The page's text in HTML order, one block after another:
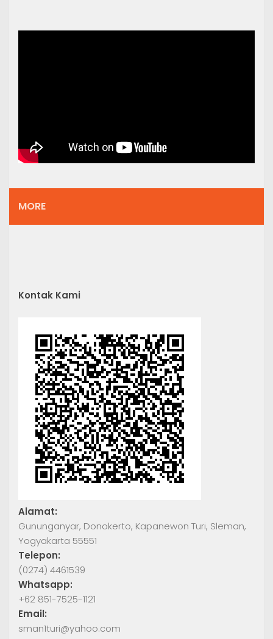
MORE
Kontak Kami
Alamat:
Gununganyar, Donokerto, Kapanewon Turi, Sleman,
Yogyakarta 55551
Telepon:
(0274) 4461539
Whatsapp:
+62 851-7525-1121
Email:
sman1turi@yahoo.com